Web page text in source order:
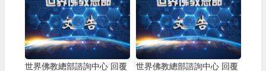
世界佛教總部諮詢中心 回覆
世界佛教總部諮詢中心 回覆